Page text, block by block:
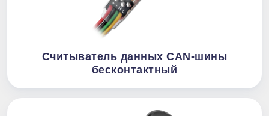
Считыватель данных CAN-шины
бесконтактный